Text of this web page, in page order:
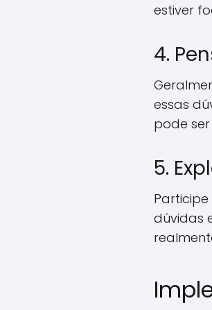
estiver
4.
essas
pode
5.
dúvidas